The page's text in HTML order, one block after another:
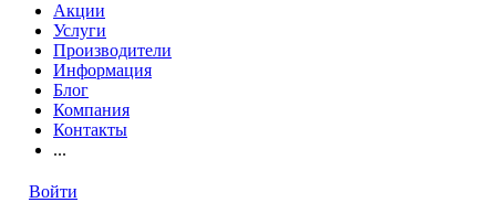
Акции
Услуги
Производители
Информация
Блог
Компания
Контакты
...
Войти